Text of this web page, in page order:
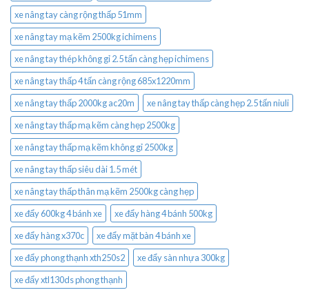
xe nâng tay càng rộng thấp 51mm
xe nâng tay mạ kẽm 2500kg ichimens
xe nâng tay thép không gỉ 2.5 tấn càng hẹp ichimens
xe nâng tay thấp 4 tấn càng rộng 685x1220mm
xe nâng tay thấp 2000kg ac20m
xe nâng tay thấp càng hẹp 2.5 tấn niuli
xe nâng tay thấp mạ kẽm càng hẹp 2500kg
xe nâng tay thấp mạ kẽm không gỉ 2500kg
xe nâng tay thấp siêu dài 1.5 mét
xe nâng tay thấp thân mạ kẽm 2500kg càng hẹp
xe đẩy 600kg 4 bánh xe
xe đẩy hàng 4 bánh 500kg
xe đẩy hàng x370c
xe đẩy mặt bàn 4 bánh xe
xe đẩy phong thạnh xth250s2
xe đẩy sàn nhựa 300kg
xe đẩy xtl130ds phong thạnh